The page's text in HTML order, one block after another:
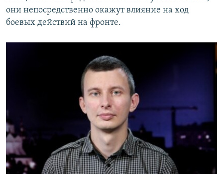
они непосредственно окажут влияние на ход
боевых действий на фронте.